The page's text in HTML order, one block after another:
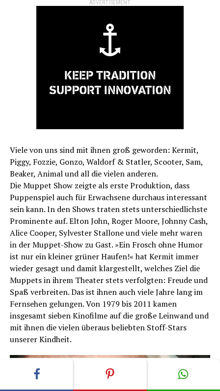
ADVERTISEMENT
Viele von uns sind mit ihnen groß geworden: Kermit,
Piggy, Fozzie, Gonzo, Waldorf & Statler, Scooter, Sam,
Beaker, Animal und all die vielen anderen.
Die Muppet Show zeigte als erste Produktion, dass
Puppenspiel auch für Erwachsene durchaus interessant
sein kann. In den Shows traten stets unterschiedlichste
Prominente auf. Elton John, Roger Moore, Johnny Cash,
Alice Cooper, Sylvester Stallone und viele mehr waren
in der Muppet-Show zu Gast. »Ein Frosch ohne Humor
ist nur ein kleiner grüner Haufen!« hat Kermit immer
wieder gesagt und damit klargestellt, welches Ziel die
Muppets in ihrem Theater stets verfolgten: Freude und
Spaß verbreiten. Das ist ihnen auch viele Jahre lang im
Fernsehen gelungen. Von 1979 bis 2011 kamen
insgesamt sieben Kinofilme auf die große Leinwand und
mit ihnen die vielen überaus beliebten Stoff-Stars
unserer Kindheit.